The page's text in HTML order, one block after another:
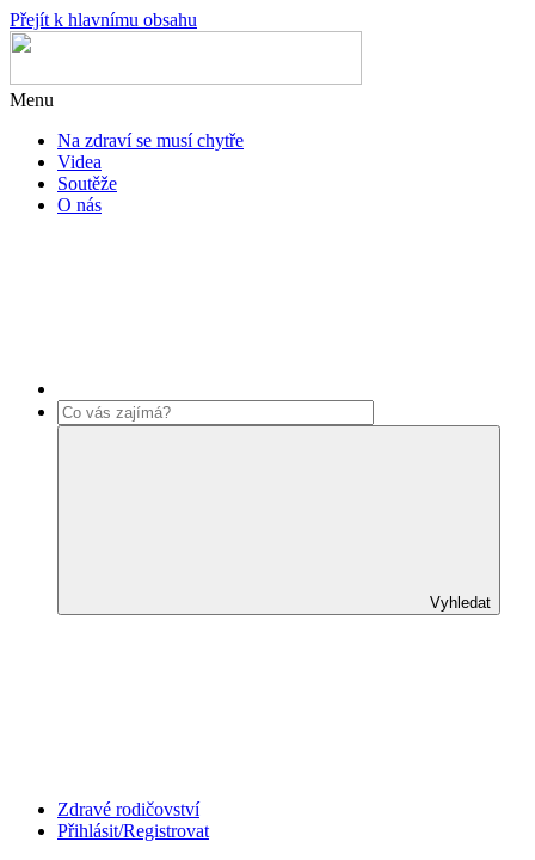
Přejít k hlavnímu obsahu
Menu
Na zdraví se musí chytře
Videa
Soutěže
O nás
Vyhledat
Zdravé rodičovství
Přihlásit/Registrovat